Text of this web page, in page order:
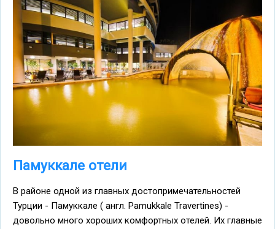
Памуккале отели
В районе одной из главных достопримечательностей
Турции - Памуккале ( англ. Pamukkale Travertines) -
довольно много хороших комфортных отелей. Их главные